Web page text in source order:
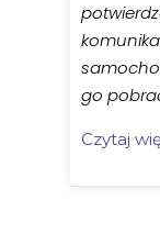
go
Czytaj